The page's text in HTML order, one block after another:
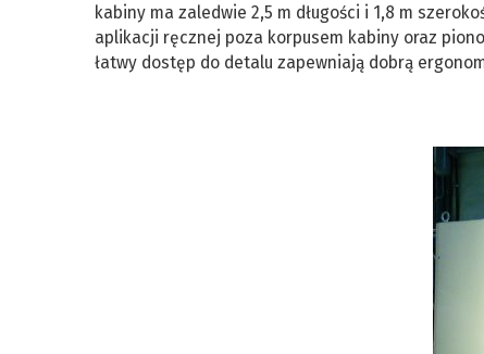
kabiny ma zaledwie 2,5 m długości i 1,8 m
aplikacji ręcznej poza korpusem kabiny oraz
łatwy dostęp do detalu zapewniają dobrą